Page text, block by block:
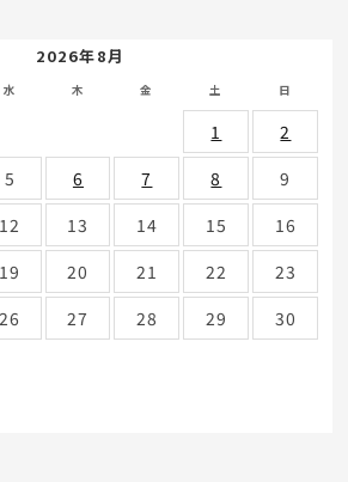
2026年8月
水 木 金 土 日
1
2
5 6 7 8
9
12 13 14 15
16
19 20 21 22
23
26 27 28 29
30